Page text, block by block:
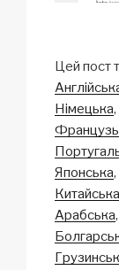
Цей пост
Німецька
Японська
Арабська